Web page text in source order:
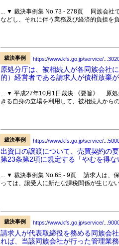
... ▼ 裁決事例集 No.73 - 278頁 同族会社
などし、それに伴う業務及び経済的負担を
裁決事例 https://www.kfs.go.jp/service/
原処分庁は、被相続人が各同族会社
的）経営者である請求人が債権放棄
... ▼ 平成27年10月1日裁決 《要旨》 原処
きる自身の立場を利用して、被相続人から
裁決事例 https://www.kfs.go.jp/service/
出資口の譲渡について、売買契約の
第23条第2項に規定する「やむを得
... ▼ 裁決事例集 No.65 - 9頁 請求人は、保
っては、譲受人に新たな課税関係が生じな
裁決事例 https://www.kfs.go.jp/service/
請求人が代表取締役を務める同族会
れば、当該同族会社が行った管理業